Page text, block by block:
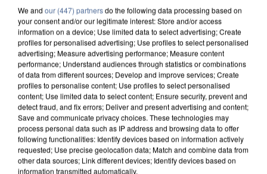
7 août 2026
Un second cadre de la DZ Mafia interpellé en
We and our (447) partnersdo the following data processing based on
your consent and/or our legitimate interest: Store and/or access
information on a device; Use limited data to select advertising; Create
profiles for personalised advertising; Use profiles to select personalised
advertising; Measure advertising performance; Measure content
performance; Understand audiences through statistics or combinations
of data from different sources; Develop and improve services; Create
profiles to personalise content; Use profiles to select personalised
content; Use limited data to select content; Ensure security, prevent and
detect fraud, and fix errors; Deliver and present advertising and content;
Save and communicate privacy choices. These technologies may
process personal data such as IP address and browsing data to offer
following functionalities: Identify devices based on information actively
requested; Use precise geolocation data; Match and combine data from
other data sources; Link different devices; Identify devices based on
information transmitted automatically.